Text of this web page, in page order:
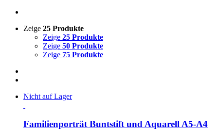
Zeige 25 Produkte
Zeige 25 Produkte
Zeige 50 Produkte
Zeige 75 Produkte
Nicht auf Lager
Familienporträt Buntstift und Aquarell A5-A4